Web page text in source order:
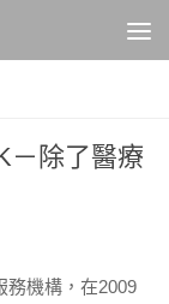
－除了醫療
務機構，在2009